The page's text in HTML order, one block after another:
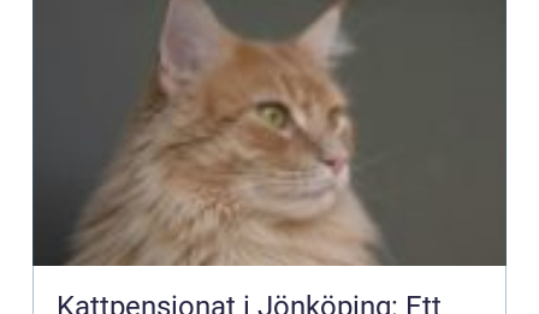
Kattpensionat i Jönköping: Ett